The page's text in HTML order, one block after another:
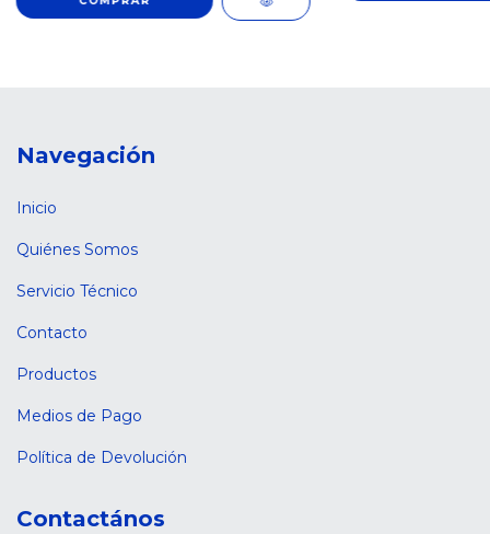
Navegación
Inicio
Quiénes Somos
Servicio Técnico
Contacto
Productos
Medios de Pago
Política de Devolución
Contactános